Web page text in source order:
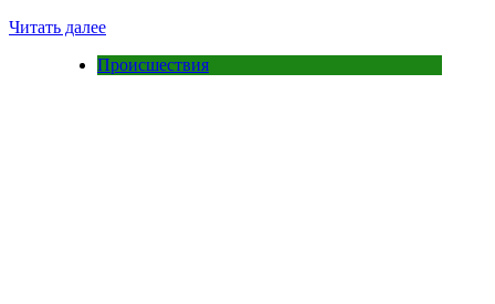
Читать далее
Происшествия